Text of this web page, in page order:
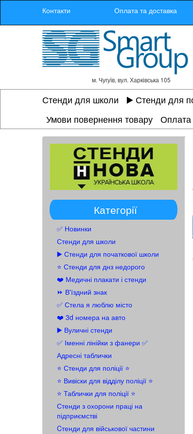
Контакти Оплата та доставка
м. Чугуїв, вул. Харківська 105
Стенди для школи ▶️ Стенди для
Умови повернення товару
Оплата
Категорії
✅ Новинки
Стенди для школи
▶️ Стенди для початкової школи
⭐ Стенди для днз недорого
❤️ Медичні плакати і стенди
⏩ В'їздний знак
✅ Стела я люблю місто
❤️ 3d номера на авто
▶️ Вуличні стенди
✅ Іменні лінійки з фанери ✅
Адресні таблички
⭐ Стенди для поліції ⭐
⭐️ Вивіски для відділу поліції ⭐️
⭐️ Таблички для поліції ⭐️
Стенди з охорони праці на
підприємстві
Cтенди для військової частини